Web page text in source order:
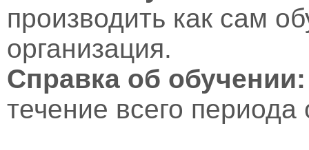
производить как сам
организация.
Справка об обучении:
течение всего периода